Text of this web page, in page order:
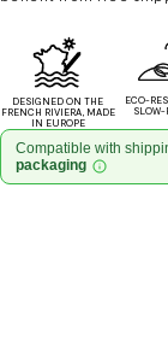
DESIGNED ON THE
FRENCH RIVIERA, MADE
IN EUROPE
ECO-
SLOW-
Compatible with
packaging